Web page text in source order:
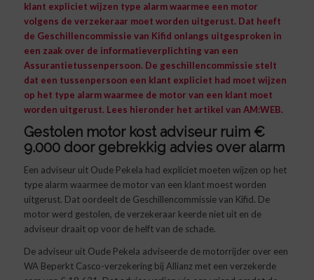
klant expliciet wijzen type alarm waarmee een motor
volgens de verzekeraar moet worden uitgerust. Dat heeft
de Geschillencommissie van Kifid onlangs uitgesproken in
een zaak over de informatieverplichting van een
Assurantietussenpersoon. De geschillencommissie stelt
dat een tussenpersoon een klant expliciet had moet wijzen
op het type alarm waarmee de motor van een klant moet
worden uitgerust. Lees hieronder het artikel van AM:WEB.
Gestolen motor kost adviseur ruim €
9.000 door gebrekkig advies over alarm
Een adviseur uit Oude Pekela had expliciet moeten wijzen op het
type alarm waarmee de motor van een klant moest worden
uitgerust. Dat oordeelt de Geschillencommissie van Kifid. De
motor werd gestolen, de verzekeraar keerde niet uit en de
adviseur draait op voor de helft van de schade.
De adviseur uit Oude Pekela adviseerde de motorrijder over een
WA Beperkt Casco-verzekering bij Allianz met een verzekerde